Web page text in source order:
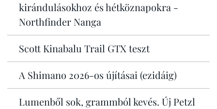
kirándulásokhoz és hétköznapokra -
Northfinder Nanga
Scott Kinabalu Trail GTX teszt
A Shimano 2026-os újításai (ezidáig)
Lumenből sok, grammból kevés. Új Petzl